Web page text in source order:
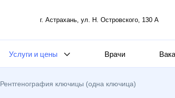
г. Астрахань, ул. Н. Островского, 130 А
Услуги и цены Врачи
Рентгенография ключицы (одна ключица)